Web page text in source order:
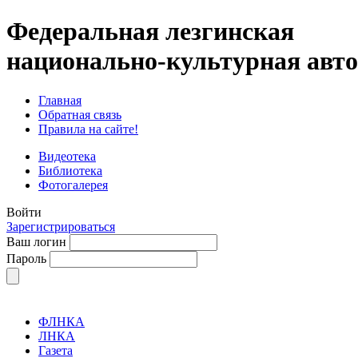
Федеральная лезгинская
национально-культурная
Главная
Обратная связь
Правила на сайте!
Видеотека
Библиотека
Фотогалерея
Войти
Зарегистрироваться
Ваш логин
Пароль
ФЛНКА
ЛНКА
Газета